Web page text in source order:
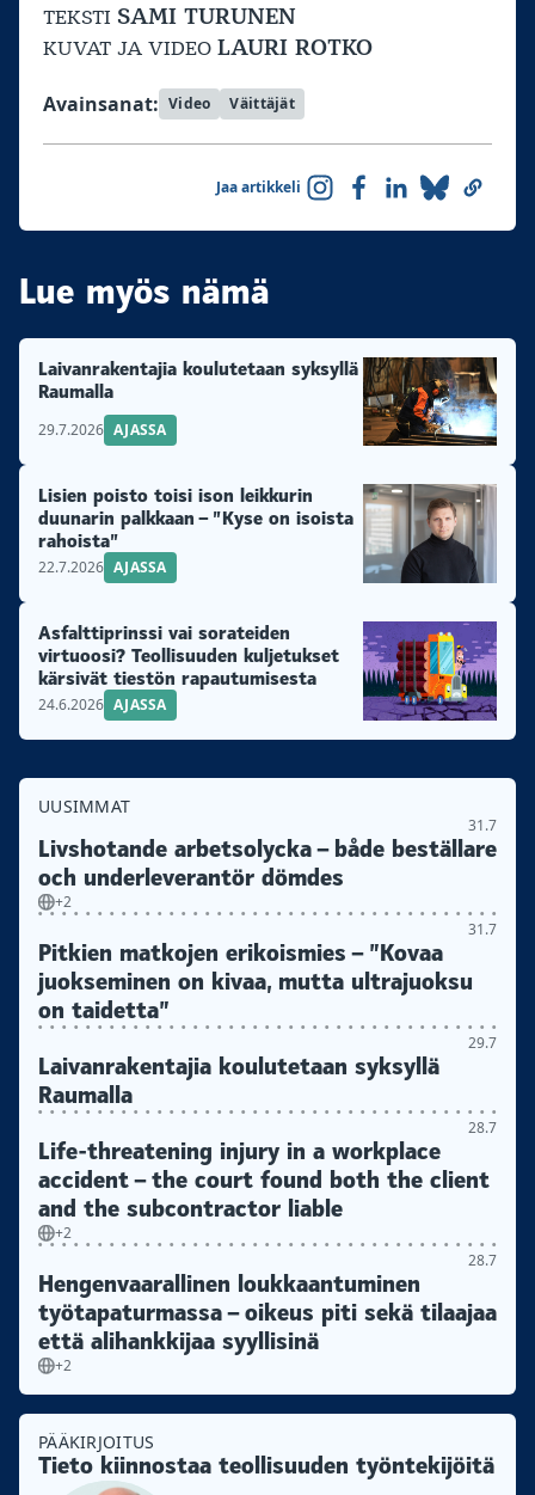
TEKSTI SAMI TURUNEN
KUVAT JA VIDEO LAURI ROTKO
Avainsanat: Video Väittäjät
Jaa artikkeli
Lue myös nämä
Laivanrakentajia koulutetaan syksyllä
Raumalla
29.7.2026 AJASSA
Lisien poisto toisi ison leikkurin
duunarin palkkaan – ”Kyse on isoista
rahoista”
22.7.2026 AJASSA
Asfalttiprinssi vai sorateiden
virtuoosi? Teollisuuden kuljetukset
kärsivät tiestön rapautumisesta
24.6.2026 AJASSA
UUSIMMAT
31.7
Livshotande arbetsolycka – både beställare
och underleverantör dömdes
+2
31.7
Pitkien matkojen erikoismies – ”Kovaa
juokseminen on kivaa, mutta ultrajuoksu
on taidetta”
29.7
Laivanrakentajia koulutetaan syksyllä
Raumalla
28.7
Life-threatening injury in a workplace
accident – the court found both the client
and the subcontractor liable
+2
28.7
Hengenvaarallinen loukkaantuminen
työtapaturmassa – oikeus piti sekä tilaajaa
että alihankkijaa syyllisinä
+2
PÄÄKIRJOITUS
Tieto kiinnostaa teollisuuden työntekijöitä